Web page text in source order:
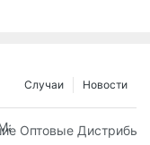
Новости
Случаи
Фильтров:
Оптовые